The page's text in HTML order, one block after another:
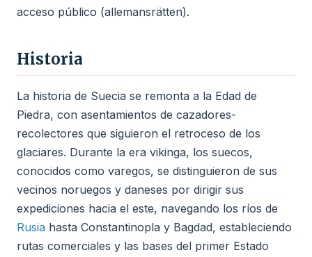
acceso público (allemansrätten).
Historia
La historia de Suecia se remonta a la Edad de
Piedra, con asentamientos de cazadores-
recolectores que siguieron el retroceso de los
glaciares. Durante la era vikinga, los suecos,
conocidos como varegos, se distinguieron de sus
vecinos noruegos y daneses por dirigir sus
expediciones hacia el este, navegando los ríos de
Rusia hasta Constantinopla y Bagdad, estableciendo
rutas comerciales y las bases del primer Estado